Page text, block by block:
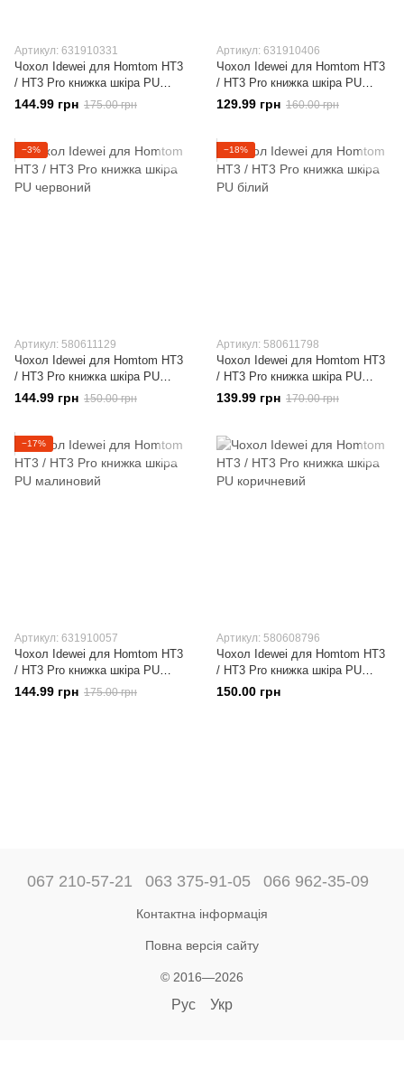
Артикул: 631910331
Чохол Idewei для Homtom HT3
/ HT3 Pro книжка шкіра PU
блакитний
144.99 грн 175.00 грн
Артикул: 631910406
Чохол Idewei для Homtom HT3
/ HT3 Pro книжка шкіра PU
жовтий
129.99 грн 160.00 грн
−3%
Артикул: 580611129
Чохол Idewei для Homtom HT3
/ HT3 Pro книжка шкіра PU
червоний
144.99 грн 150.00 грн
−18%
Артикул: 580611798
Чохол Idewei для Homtom HT3
/ HT3 Pro книжка шкіра PU
білий
139.99 грн 170.00 грн
−17%
Артикул: 631910057
Чохол Idewei для Homtom HT3
/ HT3 Pro книжка шкіра PU
малиновий
144.99 грн 175.00 грн
Артикул: 580608796
Чохол Idewei для Homtom HT3
/ HT3 Pro книжка шкіра PU
коричневий
150.00 грн
067 210-57-21 063 375-91-05 066 962-35-09
Контактна інформація
Повна версія сайту
© 2016—2026
Рус Укр